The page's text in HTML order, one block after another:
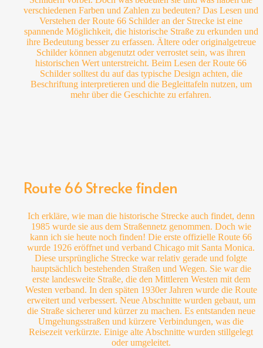
verschiedenen Farben und Zahlen zu bedeuten? Das Lesen und
Verstehen der Route 66 Schilder an der Strecke ist eine
spannende Möglichkeit, die historische Straße zu erkunden und
ihre Bedeutung besser zu erfassen. Ältere oder originalgetreue
Schilder können abgenutzt oder verrostet sein, was ihren
historischen Wert unterstreicht. Beim Lesen der Route 66
Schilder solltest du auf das typische Design achten, die
Beschriftung interpretieren und die Begleittafeln nutzen, um
mehr über die Geschichte zu erfahren.
Route 66 Strecke finden
Ich erkläre, wie man die historische Strecke auch findet, denn
1985 wurde sie aus dem Straßennetz genommen. Doch wie
kann ich sie heute noch finden! Die erste offizielle Route 66
wurde 1926 eröffnet und verband Chicago mit Santa Monica.
Diese ursprüngliche Strecke war relativ gerade und folgte
hauptsächlich bestehenden Straßen und Wegen. Sie war die
erste landesweite Straße, die den Mittleren Westen mit dem
Westen verband. In den späten 1930er Jahren wurde die Route
erweitert und verbessert. Neue Abschnitte wurden gebaut, um
die Straße sicherer und kürzer zu machen. Es entstanden neue
Umgehungsstraßen und kürzere Verbindungen, was die
Reisezeit verkürzte. Einige alte Abschnitte wurden stillgelegt
oder umgeleitet.